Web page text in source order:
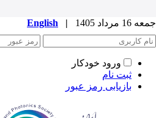
جمعه 16 مرداد 1405 |
English
ورود خودکار
ثبت نام
بازیابی رمز عبور